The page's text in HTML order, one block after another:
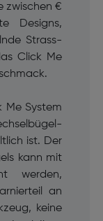
zwischen €
Designs,
Strass-
Click Me
Me System
ist. Der
kann mit
werden,
an
keine